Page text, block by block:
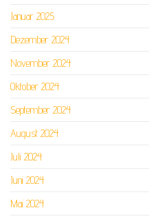
Januar 2025
Dezember 2024
November 2024
Oktober 2024
September 2024
August 2024
Juli 2024
Juni 2024
Mai 2024